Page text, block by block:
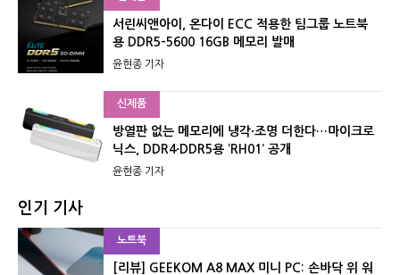
서린씨앤아이, 온다이 ECC 적용한 팀그룹 노트북
용 DDR5-5600 16GB 메모리 발매
윤현종 기자
신제품
방열판 없는 메모리에 냉각·조명 더한다…마이크로
닉스, DDR4·DDR5용 ‘RH01’ 공개
윤현종 기자
인기 기사
노트북
[리뷰] GEEKOM A8 MAX 미니 PC: 손바닥 위 워